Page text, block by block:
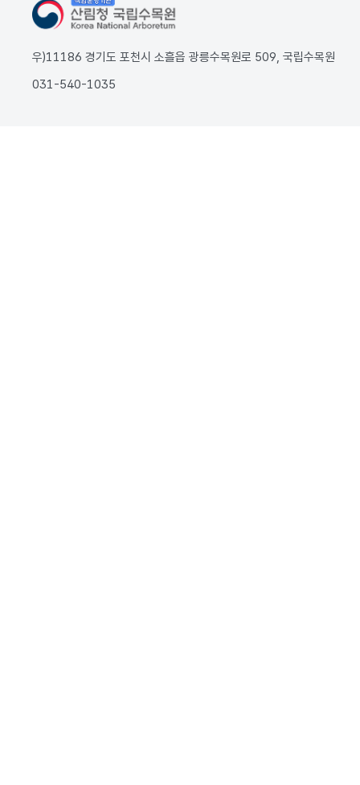
우)11186 경기도 포천시 소흘읍 광릉수목원로 509, 국립수목원
031-540-1035